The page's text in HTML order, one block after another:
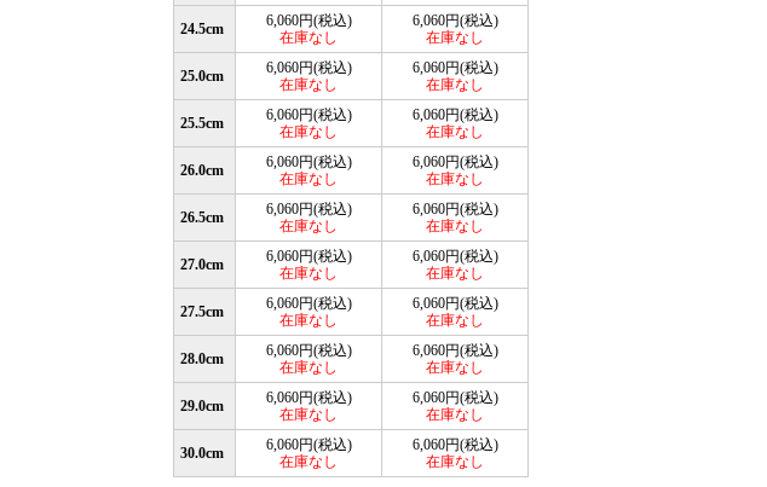
24.5cm
6,060円(税込)
在庫なし
6,060円(税込)
在庫なし
25.0cm
6,060円(税込)
在庫なし
6,060円(税込)
在庫なし
25.5cm
6,060円(税込)
在庫なし
6,060円(税込)
在庫なし
26.0cm
6,060円(税込)
在庫なし
6,060円(税込)
在庫なし
26.5cm
6,060円(税込)
在庫なし
6,060円(税込)
在庫なし
27.0cm
6,060円(税込)
在庫なし
6,060円(税込)
在庫なし
27.5cm
6,060円(税込)
在庫なし
6,060円(税込)
在庫なし
28.0cm
6,060円(税込)
在庫なし
6,060円(税込)
在庫なし
29.0cm
6,060円(税込)
在庫なし
6,060円(税込)
在庫なし
30.0cm
6,060円(税込)
在庫なし
6,060円(税込)
在庫なし